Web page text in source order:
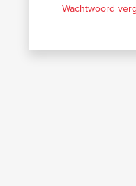
Wachtwoord